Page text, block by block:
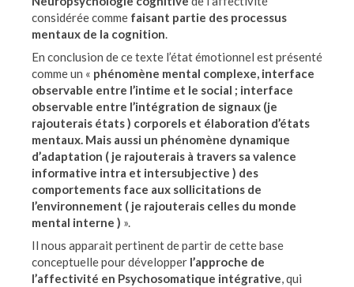
considérée comme faisant partie des processus
mentaux de la cognition.
En conclusion de ce texte l’état émotionnel est présenté
comme un « phénomène mental complexe, interface
observable entre l’intime et le social ; interface
observable entre l’intégration de signaux (je
rajouterais états ) corporels et élaboration d’états
mentaux. Mais aussi un phénomène dynamique
d’adaptation ( je rajouterais à travers sa valence
informative intra et intersubjective ) des
comportements face aux sollicitations de
l’environnement ( je rajouterais celles du monde
mental interne ) ».
Il nous apparait pertinent de partir de cette base
conceptuelle pour développer l’approche de
l’affectivité en Psychosomatique intégrative, qui